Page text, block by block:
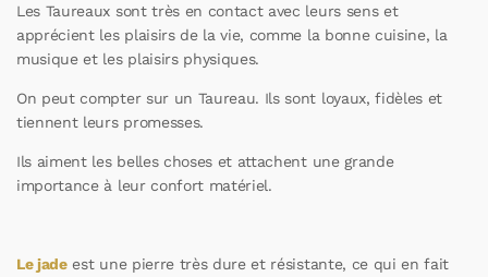
Les Taureaux sont très en contact avec leurs sens et
apprécient les plaisirs de la vie, comme la bonne cuisine, la
musique et les plaisirs physiques.
On peut compter sur un Taureau. Ils sont loyaux, fidèles et
tiennent leurs promesses.
Ils aiment les belles choses et attachent une grande
importance à leur confort matériel.
Le jadeest une pierre très dure et résistante, ce qui en fait